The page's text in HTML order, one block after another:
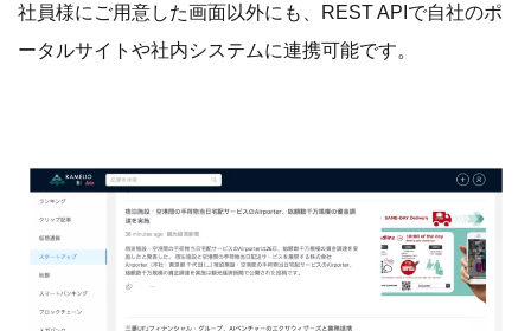
社員様にご用意した画面以外にも、REST APIで自社のポ
ータルサイトや社内システムに連携可能です。